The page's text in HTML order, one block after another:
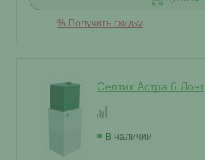
% Получить скидку
Септик Астра 6 Лонг
В наличии